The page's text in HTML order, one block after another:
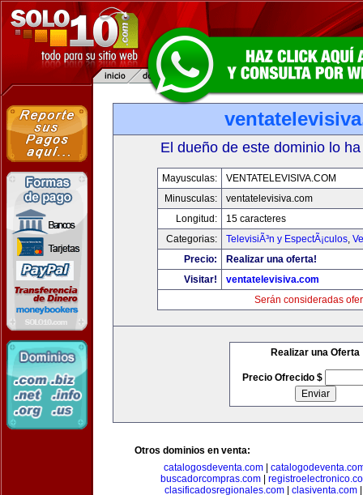
El dueño de este dominio lo
Mayusculas:
VENTATELEVISIVA.COM
Minusculas:
ventatelevisiva.com
Longitud:
15 caracteres
Categorias:
TelevisiÃ³n y EspectÃ¡culos,
Precio:
Realizar una oferta!
Visitar!
ventatelevisiva.com
Serán consideradas
Realizar una Oferta
Precio Ofrecido $
Otros dominios en venta:
catalogosdeventa.com
buscadorcompras.com
clasificadosregionales.com| clasiventa.com